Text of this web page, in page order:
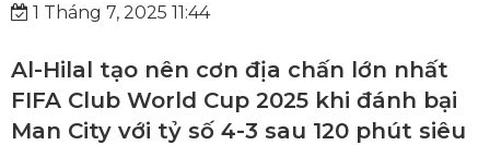
1 Tháng 7, 2025 11:44
Al-Hilal tạo nên cơn địa chấn lớn nhất
FIFA Club World Cup 2025 khi đánh bại
Man City với tỷ số 4-3 sau 120 phút siêu